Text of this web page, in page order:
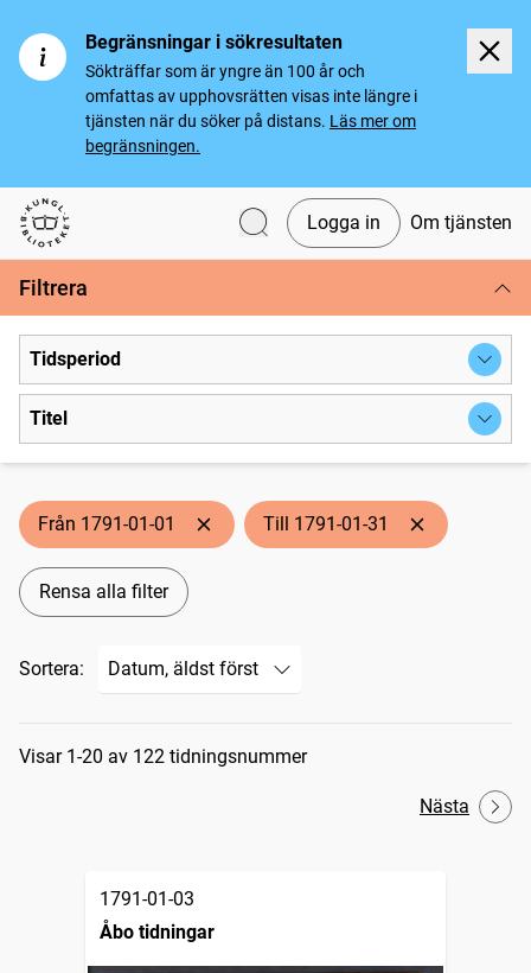
Begränsningar i sökresultaten
Sökträffar som är yngre än 100 år och
omfattas av upphovsrätten visas inte längre i
tjänsten när du söker på distans. Läs mer om
begränsningen.
Svenska tidningar
Logga in Om tjänsten
Filtrera
Tidsperiod
Titel
Från 1791-01-01 Till 1791-01-31
Rensa alla filter
Sortera:
Sökresultat
Visar 1-20 av 122 tidningsnummer
Nästa
1791-01-03
Åbo tidningar